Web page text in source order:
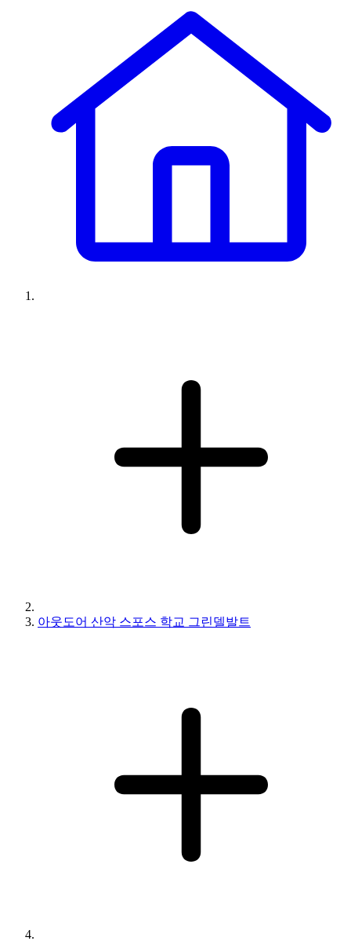
아웃도어 산악 스포스 학교 그린델발트